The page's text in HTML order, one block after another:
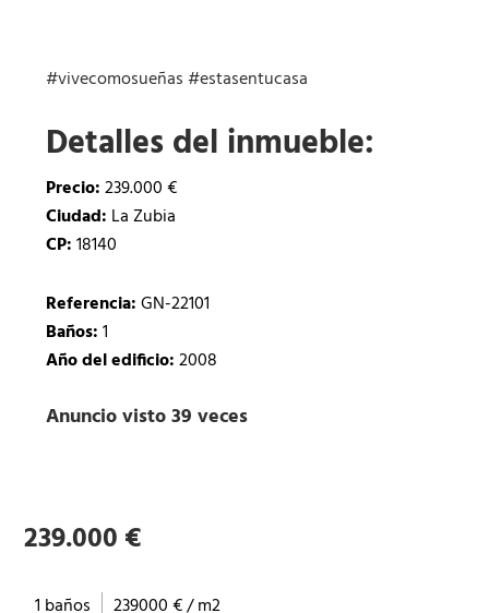
#vivecomosueñas #estasentucasa
Detalles del inmueble:
Precio:239.000 €
Ciudad: La Zubia
CP:18140
Referencia:GN-22101
Baños:1
Año del edificio:2008
Anuncio visto 39 veces
239.000 €
1 baños 239000 € / m2